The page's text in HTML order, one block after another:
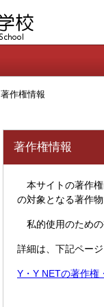
著作権情報
著作権情報
本サイトの著作権
の対象となる著作
私的使用のための
詳細は、下記ペー
Y・Y NETの著作権